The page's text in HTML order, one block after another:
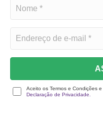
Aceito os Termos e Condições
Declaração de Privacidade.